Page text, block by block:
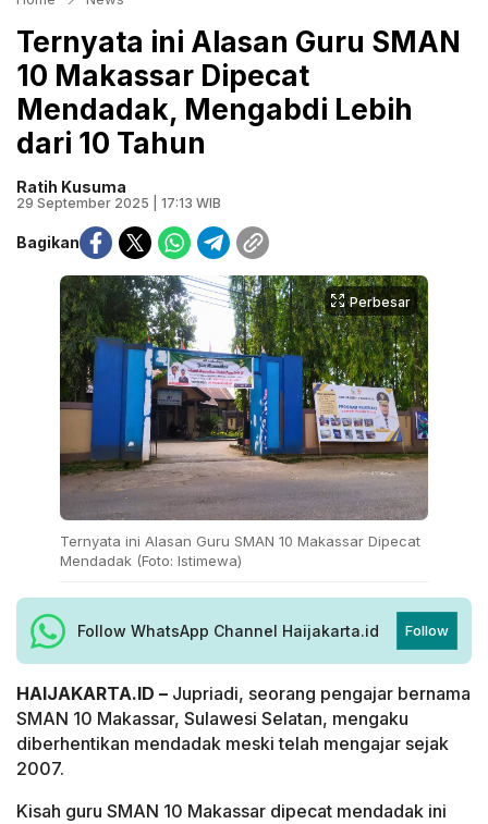
Ternyata ini Alasan Guru SMAN
10 Makassar Dipecat
Mendadak, Mengabdi Lebih
dari 10 Tahun
Ratih Kusuma
29 September 2025 | 17:13 WIB
Bagikan
Perbesar
Ternyata ini Alasan Guru SMAN 10 Makassar Dipecat
Mendadak (Foto: Istimewa)
Follow WhatsApp Channel Haijakarta.id Follow
HAIJAKARTA.ID – Jupriadi, seorang pengajar bernama
SMAN 10 Makassar, Sulawesi Selatan, mengaku
diberhentikan mendadak meski telah mengajar sejak
2007.
Kisah guru SMAN 10 Makassar dipecat mendadak ini